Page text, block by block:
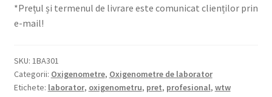
*Prețul și termenul de livrare este comunicat clienților prin
e-mail!
SKU: 1BA301
Categorii: Oxigenometre, Oxigenometre de laborator
Etichete: laborator, oxigenometru, pret, profesional, wtw